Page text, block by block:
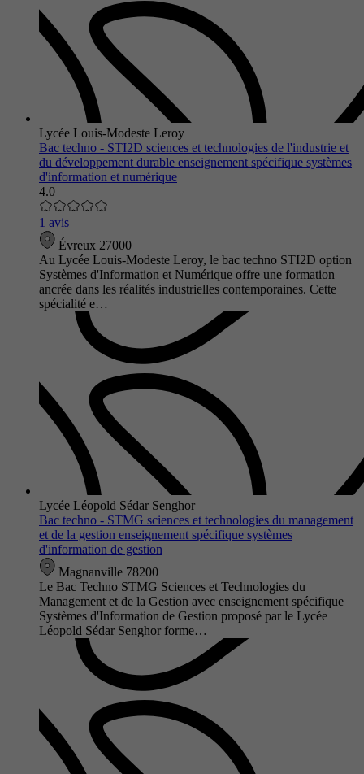
Lycée Louis-Modeste Leroy
Bac techno - STI2D sciences et technologies de l'industrie et
du développement durable enseignement spécifique systèmes
d'information et numérique
4.0
1 avis
Évreux 27000
Au Lycée Louis-Modeste Leroy, le bac techno STI2D option
Systèmes d'Information et Numérique offre une formation
ancrée dans les réalités industrielles contemporaines. Cette
spécialité e…
Lycée Léopold Sédar Senghor
Bac techno - STMG sciences et technologies du management
et de la gestion enseignement spécifique systèmes
d'information de gestion
Magnanville 78200
Le Bac Techno STMG Sciences et Technologies du
Management et de la Gestion avec enseignement spécifique
Systèmes d'Information de Gestion proposé par le Lycée
Léopold Sédar Senghor forme…